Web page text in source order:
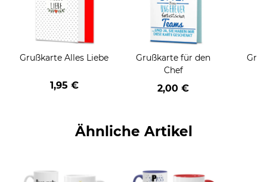
Grußkarte Alles Liebe
1,95 €
Grußkarte für den
Chef
2,00 €
Ähnliche Artikel